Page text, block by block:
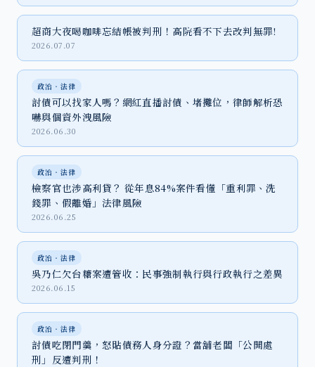
超商大夜喝咖啡忘結帳被判刑！高院看不下去改判無罪!
2026.07.07
政治‧法律
討債可以找家人嗎？網紅直播討債、堵攤位，律師解析恐
嚇與個資外洩風險
2026.06.30
政治‧法律
檢察官也涉高利貸？ 從年息84%案件看懂「重利罪、洗
錢罪、假離婚」法律風險
2026.06.25
政治‧法律
吳乃仁欠台糖案遭管收：民事強制執行與行政執行之差異
2026.06.15
政治‧法律
討債吃閉門羹，怒貼債務人身分證？當舖老闆「公開處
刑」反遭判刑！